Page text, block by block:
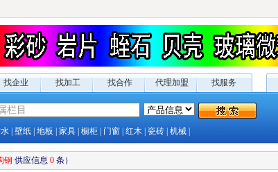
找企业 找加工 找合作 代理加盟 找服务
壁纸 地板 家具 橱柜 门窗 红木 瓷砖 机械
钢 供应信息 0 条）